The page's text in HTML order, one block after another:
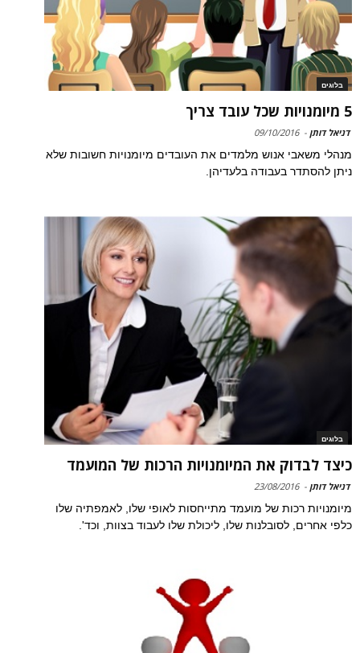
בלוגים
5 מיומנויות שכל עובד צריך
דניאל דותן -
09/10/2016
מנהלי משאבי אנוש מלמדים את העובדים מיומנויות חשובות שלא
ניתן להסתדר בעבודה בלעדיהן.
בלוגים
כיצד לבדוק את המיומנויות הרכות של המועמד
דניאל דותן -
23/08/2016
מיומנויות רכות של מועמד מתייחסות לאופי שלו, לאמפתיה שלו
כלפי אחרים, לסובלנות שלו, ליכולת שלו לעבוד בצוות, וכד'.